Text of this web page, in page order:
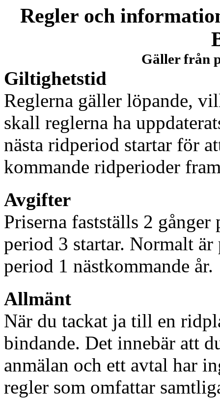
Regler och
Gäller från
Giltighetstid
Reglerna gäller löpande,
skall reglerna ha
nästa ridperiod startar för
kommande ridperioder
Avgifter
Priserna fastställs 2
period 3 startar. Normalt
period 1 nästkommande år.
Allmänt
När du tackat ja till en
bindande. Det innebär att
anmälan och ett avtal har
regler som omfattar